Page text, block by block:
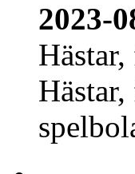
2023-